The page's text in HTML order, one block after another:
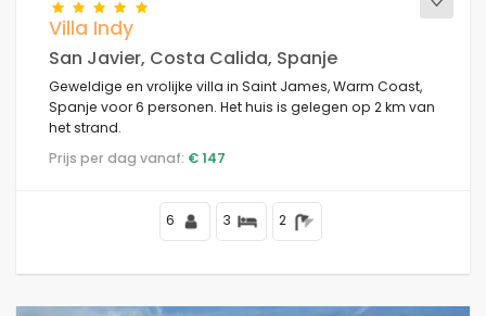
Villa Indy
San Javier, Costa Calida, Spanje
Geweldige en vrolijke villa in Saint James, Warm Coast,
Spanje voor 6 personen. Het huis is gelegen op 2 km van
het strand.
Prijs per dag vanaf: € 147
6 3 2